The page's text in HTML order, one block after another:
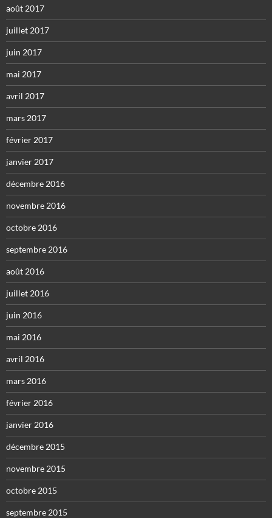
août 2017
juillet 2017
juin 2017
mai 2017
avril 2017
mars 2017
février 2017
janvier 2017
décembre 2016
novembre 2016
octobre 2016
septembre 2016
août 2016
juillet 2016
juin 2016
mai 2016
avril 2016
mars 2016
février 2016
janvier 2016
décembre 2015
novembre 2015
octobre 2015
septembre 2015